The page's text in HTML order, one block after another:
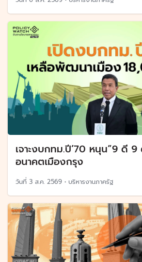
เจาะงบกทม.ปี’70 หนุน”9 ดี 9
อนาคตเมืองกรุง
วันที่ 3 ส.ค. 2569 • บริหารงานภาครัฐ